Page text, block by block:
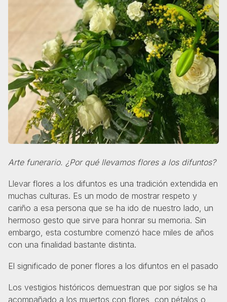
Arte funerario. ¿Por qué llevamos flores a los difuntos?
Llevar flores a los difuntos es una tradición extendida en
muchas culturas. Es un modo de mostrar respeto y
cariño a esa persona que se ha ido de nuestro lado, un
hermoso gesto que sirve para honrar su memoria. Sin
embargo, esta costumbre comenzó hace miles de años
con una finalidad bastante distinta.
El significado de poner flores a los difuntos en el pasado
Los vestigios históricos demuestran que por siglos se ha
acompañado a los muertos con flores, con pétalos o